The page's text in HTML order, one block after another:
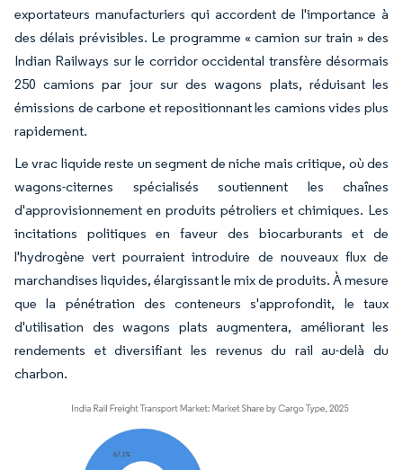
exportateurs manufacturiers qui accordent de l'importance à
des délais prévisibles. Le programme « camion sur train » des
Indian Railways sur le corridor occidental transfère désormais
250 camions par jour sur des wagons plats, réduisant les
émissions de carbone et repositionnant les camions vides plus
rapidement.
Le vrac liquide reste un segment de niche mais critique, où des
wagons-citernes spécialisés soutiennent les chaînes
d'approvisionnement en produits pétroliers et chimiques. Les
incitations politiques en faveur des biocarburants et de
l'hydrogène vert pourraient introduire de nouveaux flux de
marchandises liquides, élargissant le mix de produits. À mesure
que la pénétration des conteneurs s'approfondit, le taux
d'utilisation des wagons plats augmentera, améliorant les
rendements et diversifiant les revenus du rail au-delà du
charbon.